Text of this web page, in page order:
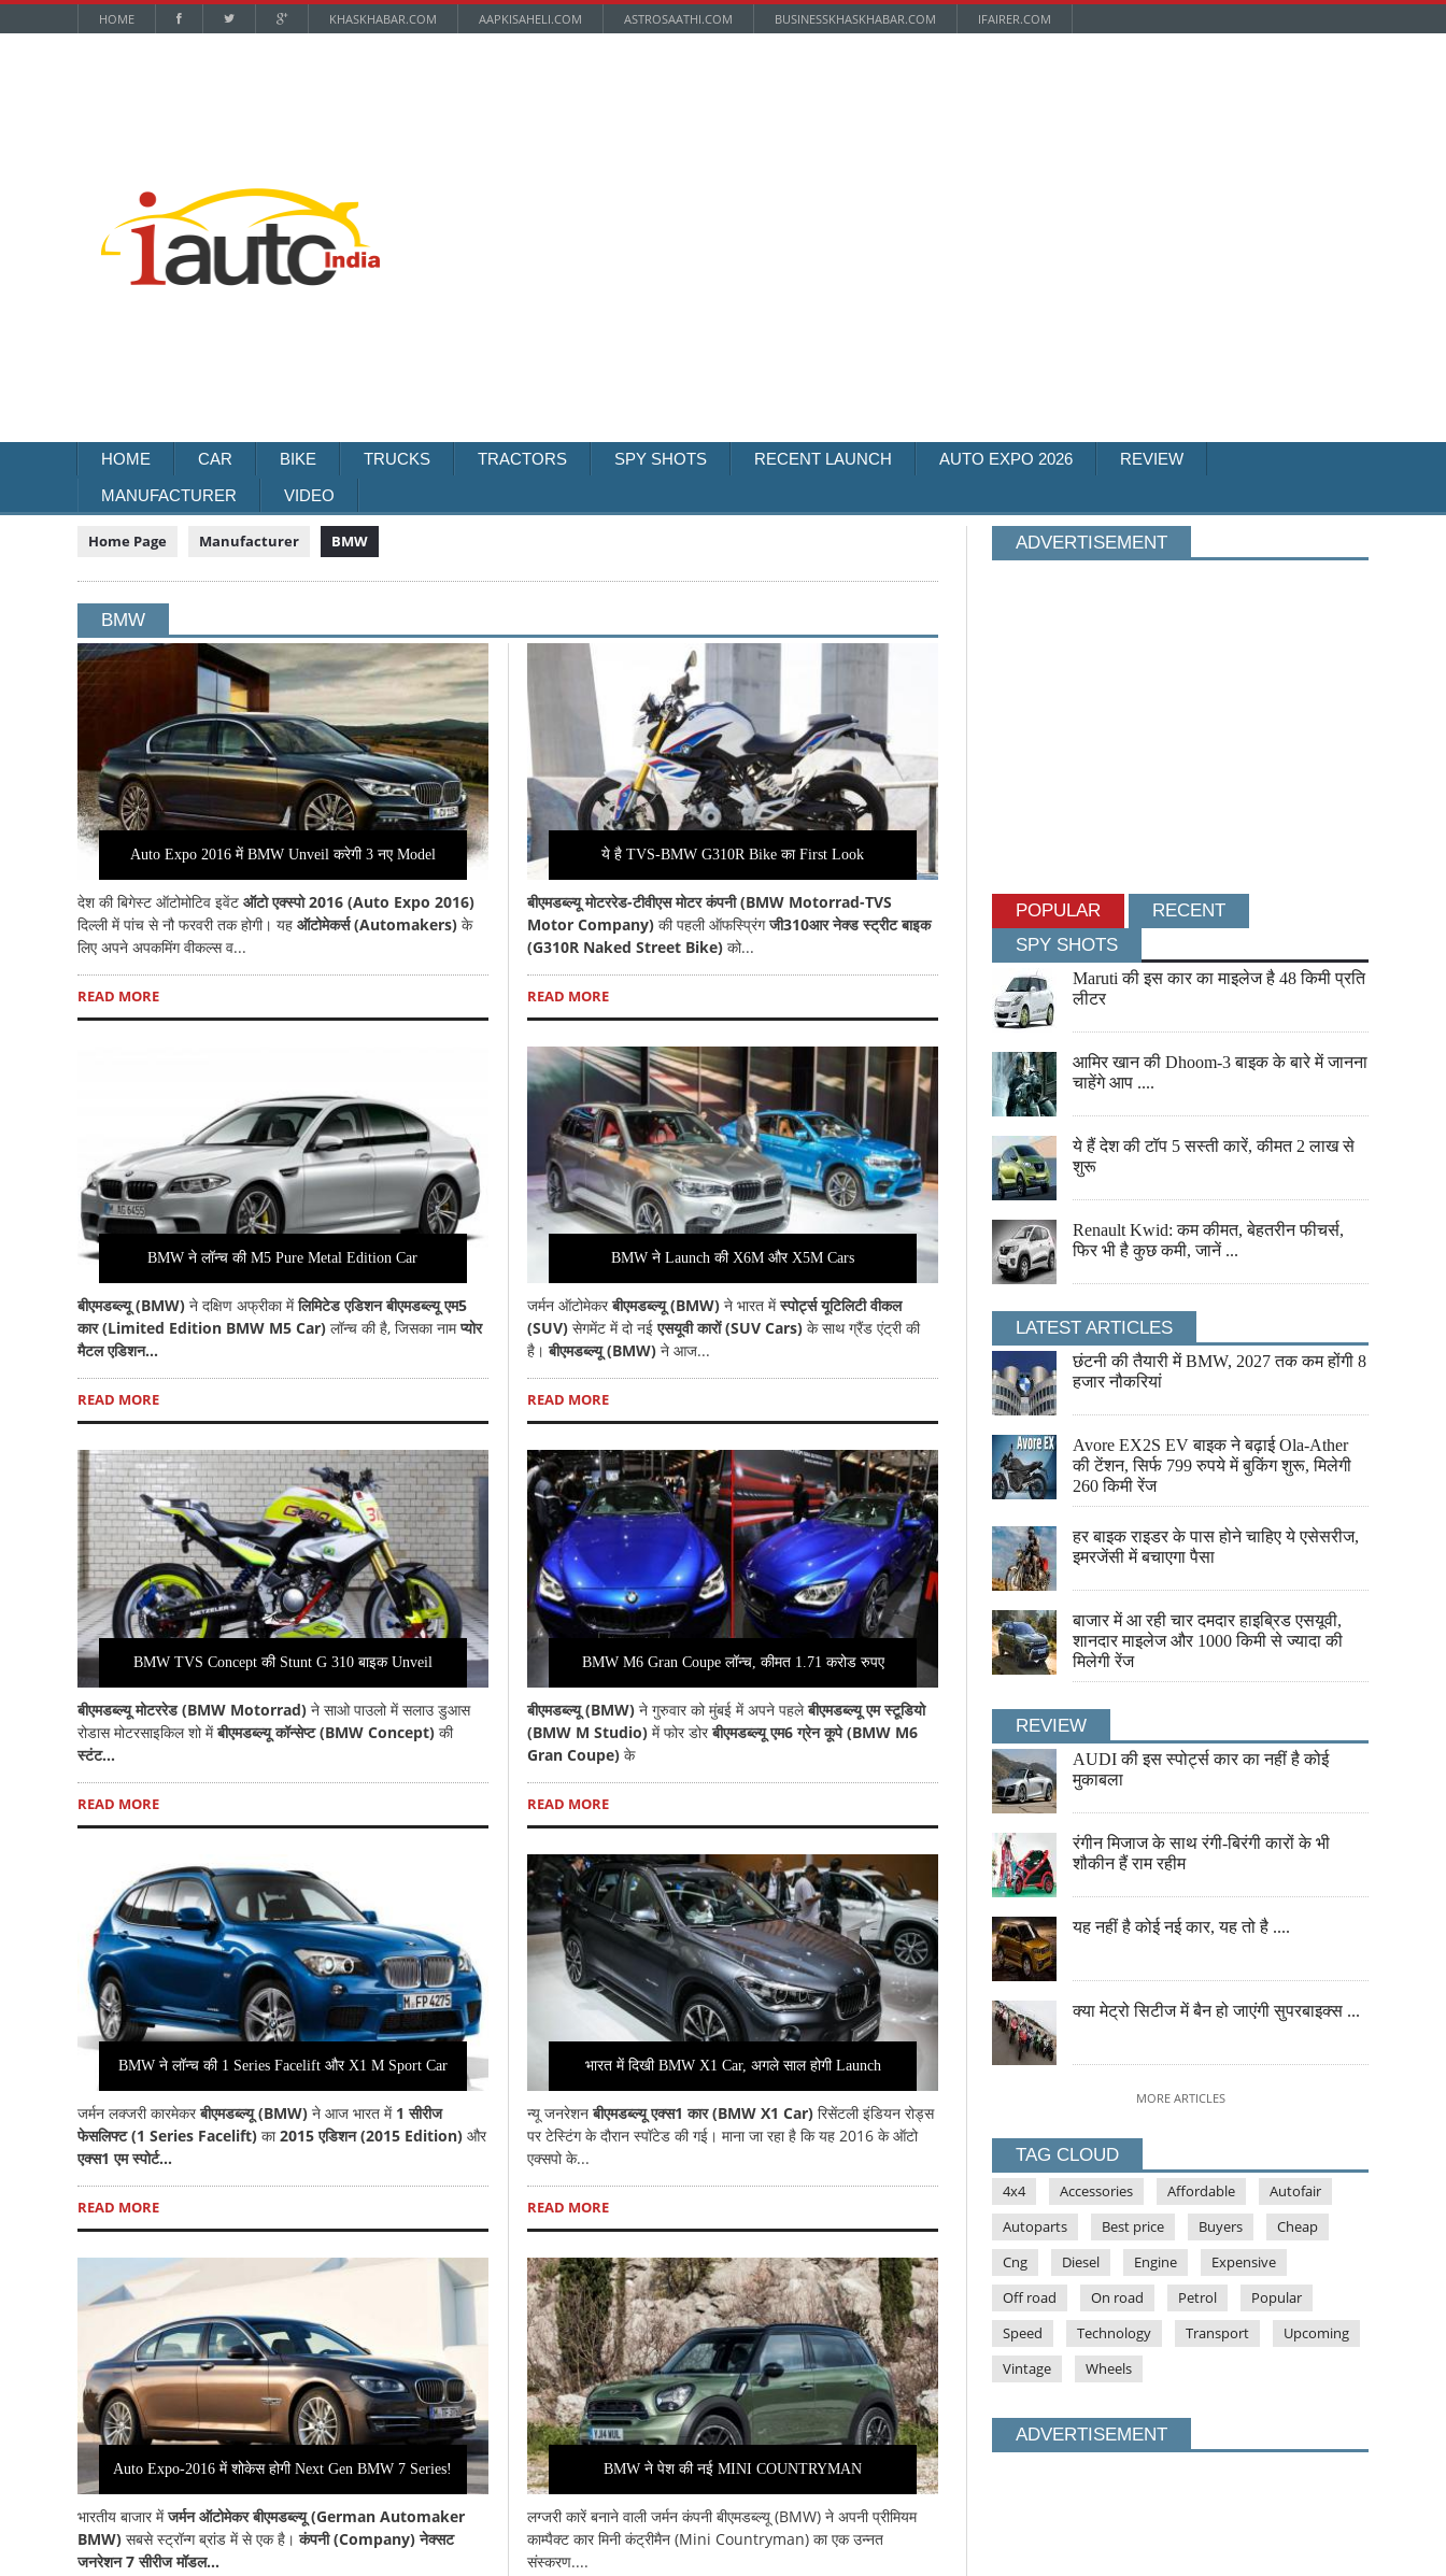
HOME KHASKHABAR.COM AAPKISAHELI.COM ASTROSAATHI.COM BUSINESSKHASKHABAR.COM IFAIRER.COM
HOME CAR BIKE TRUCKS TRACTORS SPY SHOTS RECENT LAUNCH AUTO EXPO 2026
REVIEW
MANUFACTURER
VIDEO
Home Page Manufacturer BMW
BMW
Auto Expo 2016 में BMW Unveil करेगी 3 नए Model
देश की बिगेस्ट ऑटोमोटिव इवेंट ऑटो एक्स्पो 2016 (Auto Expo 2016)
दिल्ली में पांच से नौ फरवरी तक होगी। यह ऑटोमेकर्स (Automakers) के
लिए अपने अपकमिंग वीकल्स व...
READ MORE
ये है TVS-BMW G310R Bike का First Look
बीएमडब्ल्यू मोटररेड-टीवीएस मोटर कंपनी (BMW Motorrad-TVS
Motor Company)की पहली ऑफस्प्रिंगजी310आर नेक्ड स्ट्रीट बाइक
(G310R Naked Street Bike)को...
READ MORE
BMW ने लॉन्च की M5 Pure Metal Edition Car
बीएमडब्ल्यू (BMW) ने दक्षिण अफ्रीका मेंलिमिटेड एडिशन बीएमडब्ल्यू एम5
कार (Limited Edition BMW M5 Car) लॉन्च की है, जिसका नामप्योर
मैटल एडिशन...
READ MORE
BMW ने Launch की X6M और X5M Cars
जर्मन ऑटोमेकरबीएमडब्ल्यू (BMW)ने भारत मेंस्पोर्ट्स यूटिलिटी वीकल
(SUV) सेगमेंट में दो नईएसयूवी कारों (SUV Cars) के साथ ग्रैंड एंट्री की
है। बीएमडब्ल्यू (BMW) ने आज...
READ MORE
BMW TVS Concept की Stunt G 310 बाइक Unveil
बीएमडब्ल्यू मोटररेड (BMW Motorrad) ने साओ पाउलो में सलाउ डुआस
रोडास मोटरसाइकिल शो मेंबीएमडब्ल्यू कॉन्सेप्ट (BMW Concept) की
स्टंट...
READ MORE
BMW M6 Gran Coupe लॉन्च, कीमत 1.71 करोड रुपए
बीएमडब्ल्यू (BMW) ने गुरुवार को मुंबई में अपने पहलेबीएमडब्ल्यू एम स्टूडियो
(BMW M Studio) में फोर डोरबीएमडब्ल्यू एम6 ग्रेन कूपे (BMW M6
Gran Coupe)के
READ MORE
BMW ने लॉन्च की 1 Series Facelift और X1 M Sport Car
जर्मन लक्जरी कारमेकरबीएमडब्ल्यू (BMW) ने आज भारत में 1 सीरीज
फेसलिफ्ट (1 Series Facelift) का2015 एडिशन (2015 Edition) और
एक्स1 एम स्पोर्ट...
READ MORE
भारत में दिखी BMW X1 Car, अगले साल होगी Launch
न्यू जनरेशनबीएमडब्ल्यू एक्स1 कार (BMW X1 Car) रिसेंटली इंडियन रोड्स
पर टेस्टिंग के दौरान स्पॉटेड की गई। माना जा रहा है कि यह 2016 के ऑटो
एक्सपो के...
READ MORE
Auto Expo-2016 में शोकेस होगी Next Gen BMW 7 Series!
भारतीय बाजार मेंजर्मन ऑटोमेकर बीएमडब्ल्यू (German Automaker
BMW) सबसे स्ट्रॉन्ग ब्रांड में से एक है।कंपनी (Company) नेक्सट
जनरेशन 7 सीरीज मॉडल...
BMW ने पेश की नई MINI COUNTRYMAN
लग्जरी कारें बनाने वाली जर्मन कंपनी बीएमडब्ल्यू (BMW) ने अपनी प्रीमियम
काम्पैक्ट कार मिनी कंट्रीमैन (Mini Countryman) का एक उन्नत
संस्करण....
ADVERTISEMENT
POPULAR
RECENT
SPY SHOTS
Maruti की इस कार का माइलेज है 48 किमी प्रति
लीटर
आमिर खान की Dhoom-3 बाइक के बारे में जानना
चाहेंगे आप ....
ये हैं देश की टॉप 5 सस्ती कारें, कीमत 2 लाख से
शुरू
Renault Kwid: कम कीमत, बेहतरीन फीचर्स,
फिर भी है कुछ कमी, जानें ...
LATEST ARTICLES
छंटनी की तैयारी में BMW, 2027 तक कम होंगी 8
हजार नौकरियां
Avore EX2S EV बाइक ने बढ़ाई Ola-Ather
की टेंशन, सिर्फ 799 रुपये में बुकिंग शुरू, मिलेगी
260 किमी रेंज
हर बाइक राइडर के पास होने चाहिए ये एसेसरीज,
इमरजेंसी में बचाएगा पैसा
बाजार में आ रही चार दमदार हाइब्रिड एसयूवी,
शानदार माइलेज और 1000 किमी से ज्यादा की
मिलेगी रेंज
REVIEW
AUDI की इस स्पोर्ट्स कार का नहीं है कोई
मुकाबला
रंगीन मिजाज के साथ रंगी-बिरंगी कारों के भी
शौकीन हैं राम रहीम
यह नहीं है कोई नई कार, यह तो है ....
क्या मेट्रो सिटीज में बैन हो जाएंगी सुपरबाइक्स ...
MORE ARTICLES
TAG CLOUD
4x4 Accessories Affordable
Autofair
Autoparts
Best price Buyers
Cheap
Cng
Diesel Engine
Expensive
Off road
On road Petrol
Popular
Speed
Technology Transport
Upcoming
Vintage
Wheels
ADVERTISEMENT